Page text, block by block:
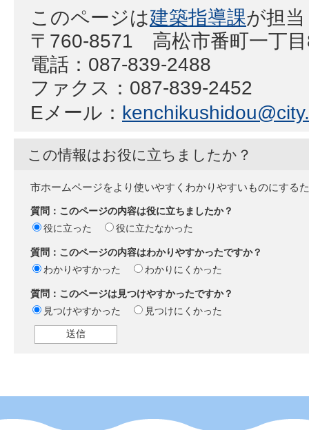
このページは建築指導課が担
〒760-8571 高松市番町一丁
電話：087-839-2488
ファクス：087-839-2452
Eメール：
この情報はお役に立ちましたか？
市ホームページをより使いやすくわかりやすいものにする
質問：このページの内容は役に立ちましたか？
役に立った
役に立たなかった
質問：このページの内容はわかりやすかったですか？
わかりやすかった
わかりにくかった
質問：このページは見つけやすかったですか？
見つけやすかった
見つけにくかった